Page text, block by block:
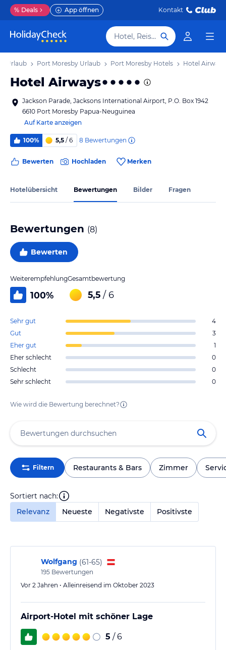
% Deals App öffnen Kontakt
Hotel, Reiseziel
Urlaub Port Moresby Urlaub Port Moresby Hotels Hotel Airways
Hotel Airways
Jackson Parade, Jacksons International Airport, P.O. Box 1942
6610 Port Moresby Papua-Neuguinea
Auf Karte anzeigen
100% 5,5 / 6 8 Bewertungen
Bewerten Hochladen Merken
Hotelübersicht Bewertungen Bilder Fragen
Bewertungen (8)
Bewerten
Weiterempfehlung
100%
Gesamtbewertung
5,5 / 6
Sehr gut
4
Gut
3
Eher gut
1
Eher schlecht
0
Schlecht
0
Sehr schlecht
0
Wie wird die Bewertung berechnet?
Filtern Restaurants & Bars Zimmer
Sortiert nach:
Relevanz
Neueste Negativste Positivste
Wolfgang (61-65)
195 Bewertungen
Vor 2 Jahren • Alleinreisend im Oktober 2023
Airport-Hotel mit schöner Lage
5 / 6